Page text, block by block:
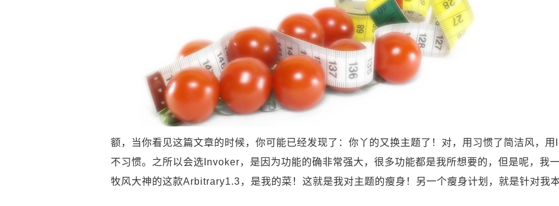
额，当你看见这篇文章的时候，你可能已经发现了：你丫的又换主题了！对，用习惯了简洁风，
不习惯。之所以会选Invoker，是因为功能的确非常强大，很多功能都是我所想要的，但是呢，我
牧风大神的这款Arbitrary1.3，是我的菜！这就是我对主题的瘦身！另一个瘦身计划，就是针对我本